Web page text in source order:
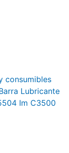
consumibles
Lubricante
Im C3500